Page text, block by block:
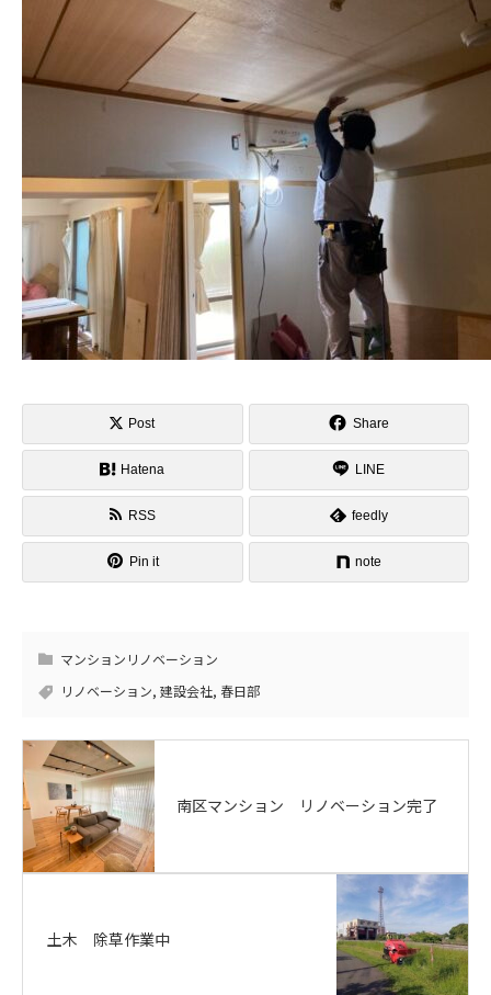
Post Share
Hatena LINE
RSS feedly
Pin it note
マンションリノベーション
リノベーション, 建設会社, 春日部
南区マンション リノベーション完了
土木 除草作業中